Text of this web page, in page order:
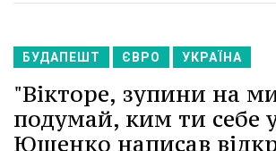
БУДАПЕШТ ЄВРО УКРАЇНА
"Вікторе, зупини на
подумай, ким ти себе
Ющенко написав